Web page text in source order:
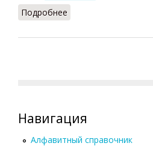
Подробнее
Навигация
Алфавитный справочник